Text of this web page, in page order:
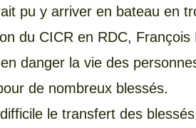
pu y arriver en bateau en
du CICR en RDC,
danger la vie des
de nombreux blessés.
le transfert des